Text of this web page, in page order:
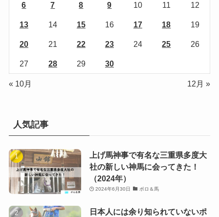
6 7 8 9 10 11 12
13 14 15 16 17 18 19
20 21 22 23 24 25 26
27 28 29 30
« 10月 12月 »
人気記事
上げ馬神事で有名な三重県多度大
社の新しい神馬に会ってきた！
（2024年）
2024年6月30日 ポロ＆馬
日本人には余り知られていないポ